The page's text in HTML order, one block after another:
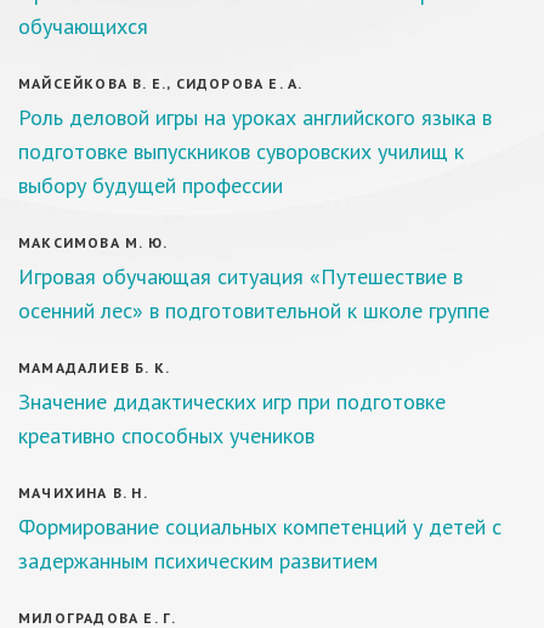
обучающихся
МАЙСЕЙКОВА В. Е., СИДОРОВА Е. А.
Роль деловой игры на уроках английского языка в
подготовке выпускников суворовских училищ к
выбору будущей профессии
МАКСИМОВА М. Ю.
Игровая обучающая ситуация «Путешествие в
осенний лес» в подготовительной к школе группе
МАМАДАЛИЕВ Б. К.
Значение дидактических игр при подготовке
креативно способных учеников
МАЧИХИНА В. Н.
Формирование социальных компетенций у детей с
задержанным психическим развитием
МИЛОГРАДОВА Е. Г.